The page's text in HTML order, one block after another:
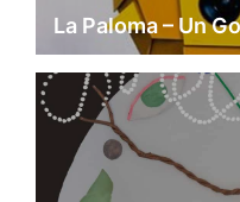
La Paloma – Un